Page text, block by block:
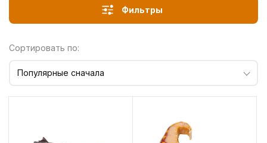
Фильтры
Сортировать по:
Популярные сначала